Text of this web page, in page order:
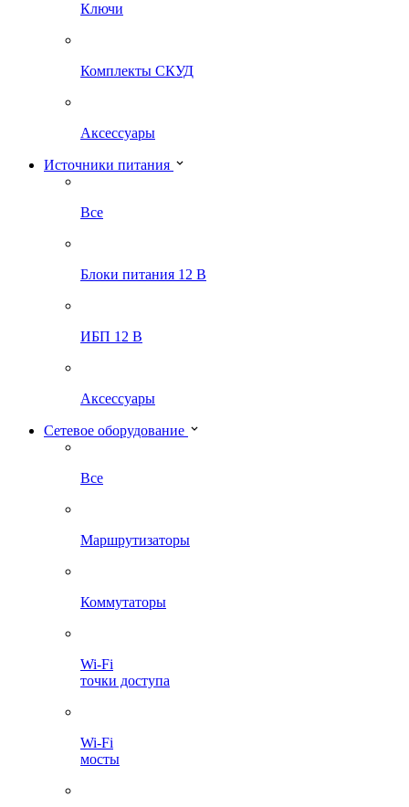
Ключи
Комплекты СКУД
Аксессуары
Источники питания
Все
Блоки питания 12 В
ИБП 12 В
Аксессуары
Сетевое оборудование
Все
Маршрутизаторы
Коммутаторы
Wi-Fi
точки доступа
Wi-Fi
мосты